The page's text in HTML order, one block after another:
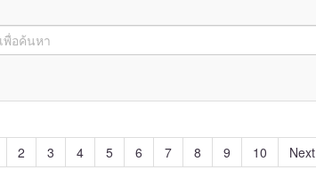
2 3 4 5 6 7 8 9 10 Next